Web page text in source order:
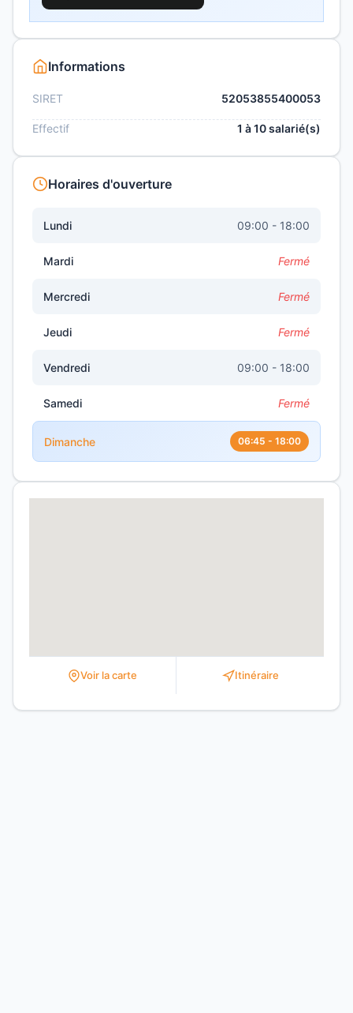
Informations
SIRET 52053855400053
Effectif 1 à 10 salarié(s)
Horaires d'ouverture
Lundi 09:00 - 18:00
Mardi Fermé
Mercredi Fermé
Jeudi Fermé
Vendredi 09:00 - 18:00
Samedi Fermé
Dimanche 06:45 - 18:00
Voir la carte Itinéraire